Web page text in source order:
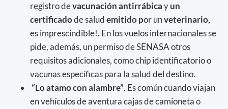
registro devacunación antirrábicayun
certificadode saludemitido por unveterinario,
es imprescindible!.En los vuelos internacionales se
pide, además, un permiso de SENASA otros
requisitos adicionales, como chip identificatorio o
vacunas específicas para la salud del destino.
“Lo atamo con alambre”. Es común cuando viajan
en vehículos de aventura cajas de camioneta o